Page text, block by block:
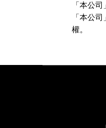
「本公
「本公
權。